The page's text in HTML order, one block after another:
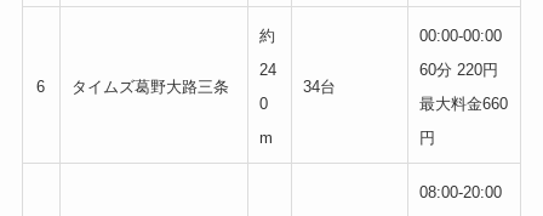
6 タイムズ葛野大路三条
約
24
0
m
34台
00:00-00:00
60分 220円
最大料金660
円
08:00-20:00